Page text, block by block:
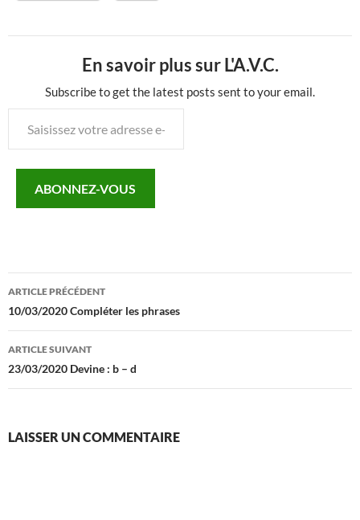
En savoir plus sur L'A.V.C.
Subscribe to get the latest posts sent to your email.
votre
mail…ABONNEZ-VOUS
Navigation
des
articles
ARTICLE PRÉCÉDENT
10/03/2020 Compléter les phrases
ARTICLE SUIVANT
23/03/2020 Devine : b – d
LAISSER UN COMMENTAIRE